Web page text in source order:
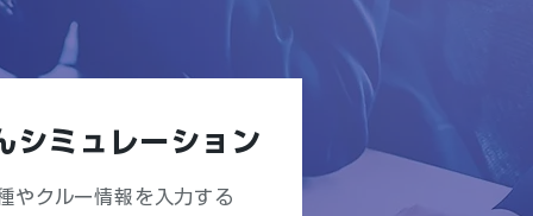
シミュレーション
やクルー情報を入力する